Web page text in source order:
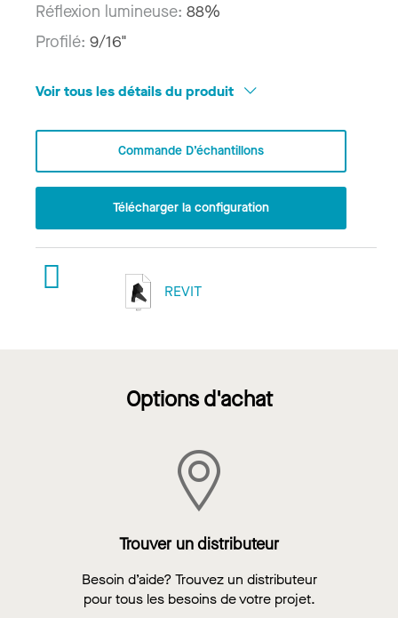
Réflexion lumineuse: 88%
Profilé: 9/16"
Voir tous les détails du produit
Commande D’échantillons
Télécharger la configuration
REVIT
Options d'achat
Trouver un distributeur
Besoin d’aide? Trouvez un distributeur
pour tous les besoins de votre projet.